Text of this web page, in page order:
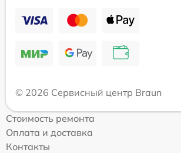
© 2026 Сервисный центр Braun
Стоимость ремонта
Оплата и доставка
Контакты